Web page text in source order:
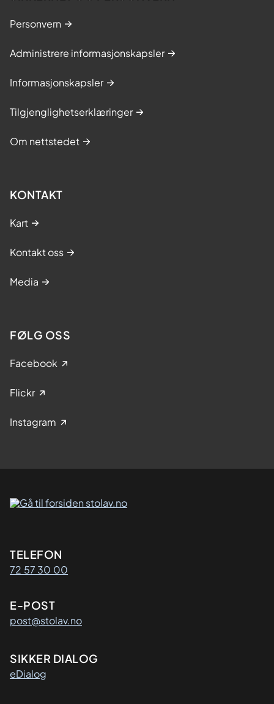
Personvern
Administrere informasjonskapsler
Informasjonskapsler
Tilgjenglighetserklæringer
Om nettstedet
KONTAKT
Kart
Kontakt oss
Media
FØLG OSS
Facebook
Flickr
Instagram
Kontaktinformasjon
TELEFON
72 57 30 00
E-POST
post@stolav.no
SIKKER DIALOG
eDialog